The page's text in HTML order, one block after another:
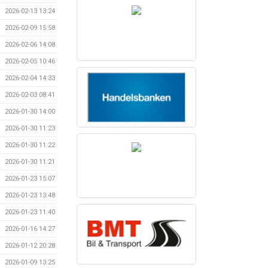
2026-02-13 13:24
2026-02-09 15:58
2026-02-06 14:08
2026-02-05 10:46
2026-02-04 14:33
2026-02-03 08:41
2026-01-30 14:00
2026-01-30 11:23
2026-01-30 11:22
2026-01-30 11:21
2026-01-23 15:07
2026-01-23 13:48
2026-01-23 11:40
2026-01-16 14:27
2026-01-12 20:28
2026-01-09 13:25